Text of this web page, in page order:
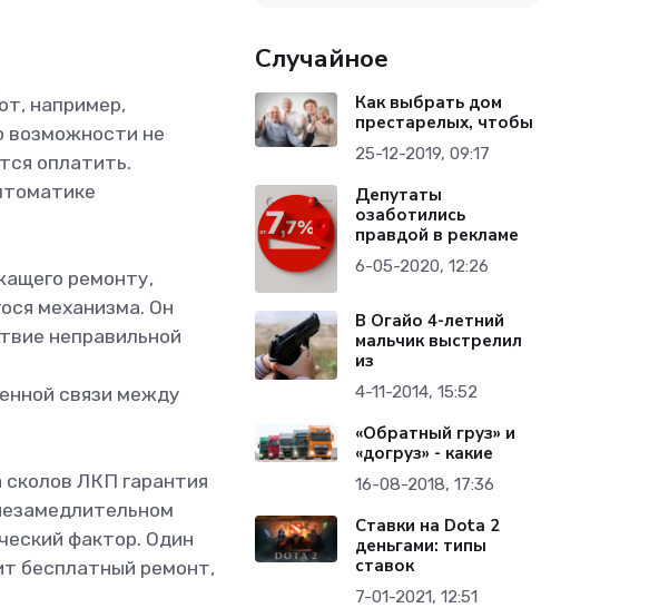
например,
возможности не
оплатить.
ремонту,
механизма. Он
неправильной
связи между
ЛКП гарантия
фактор. Один
бесплатный ремонт,
Случайное
Как выбрать дом
престарелых, чтобы
25-12-2019, 09:17
Депутаты
озаботились
правдой в рекламе
6-05-2020, 12:26
В Огайо 4-летний
мальчик выстрелил
из
4-11-2014, 15:52
«Обратный груз» и
«догруз» - какие
16-08-2018, 17:36
Ставки на Dota 2
деньгами: типы
ставок
7-01-2021, 12:51